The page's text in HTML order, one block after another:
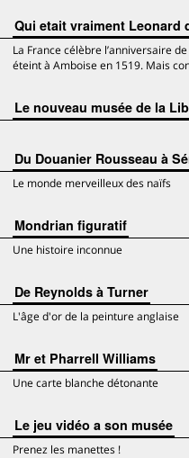
Qui etait vraiment Leonard
La France célèbre l’anniversaire
éteint à Amboise en 1519. Mais
Le nouveau musée de la
Du Douanier Rousseau à
Le monde merveilleux des naïfs
Mondrian figuratif
Une histoire inconnue
De Reynolds à Turner
L'âge d'or de la peinture anglaise
Mr et Pharrell Williams
Une carte blanche détonante
Le jeu vidéo a son musée
Prenez les manettes !